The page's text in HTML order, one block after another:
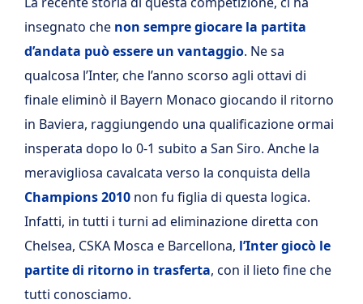
insegnato che non sempre giocare la partita
d’andata può essere un vantaggio. Ne sa
qualcosa l’Inter, che l’anno scorso agli ottavi di
finale eliminò il Bayern Monaco giocando il ritorno
in Baviera, raggiungendo una qualificazione ormai
insperata dopo lo 0-1 subito a San Siro. Anche la
meravigliosa cavalcata verso la conquista della
Champions 2010 non fu figlia di questa logica.
Infatti, in tutti i turni ad eliminazione diretta con
Chelsea, CSKA Mosca e Barcellona, l’Inter giocò le
partite di ritorno in trasferta, con il lieto fine che
tutti conosciamo.